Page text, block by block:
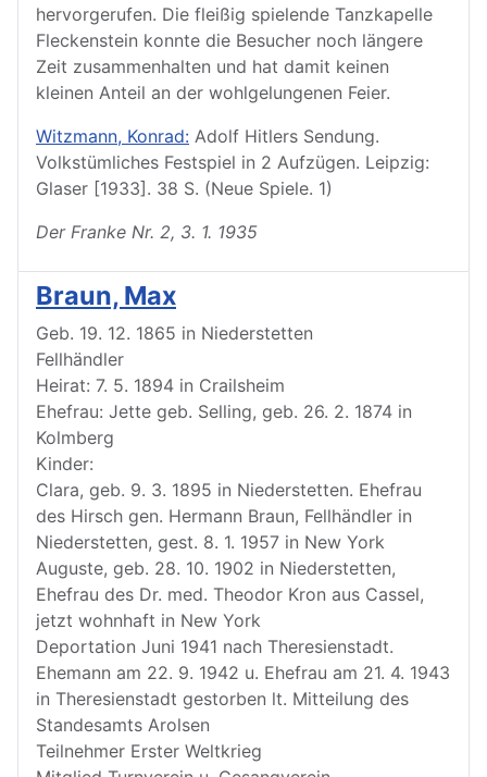
hervorgerufen. Die fleißig spielende Tanzkapelle
Fleckenstein konnte die Besucher noch längere
Zeit zusammenhalten und hat damit keinen
kleinen Anteil an der wohlgelungenen Feier.
Witzmann, Konrad: Adolf Hitlers Sendung.
Volkstümliches Festspiel in 2 Aufzügen. Leipzig:
Glaser [1933]. 38 S. (Neue Spiele. 1)
Der Franke Nr. 2, 3. 1. 1935
Braun, Max
Geb. 19. 12. 1865 in Niederstetten
Fellhändler
Heirat: 7. 5. 1894 in Crailsheim
Ehefrau: Jette geb. Selling, geb. 26. 2. 1874 in
Kolmberg
Kinder:
Clara, geb. 9. 3. 1895 in Niederstetten. Ehefrau
des Hirsch gen. Hermann Braun, Fellhändler in
Niederstetten, gest. 8. 1. 1957 in New York
Auguste, geb. 28. 10. 1902 in Niederstetten,
Ehefrau des Dr. med. Theodor Kron aus Cassel,
jetzt wohnhaft in New York
Deportation Juni 1941 nach Theresienstadt.
Ehemann am 22. 9. 1942 u. Ehefrau am 21. 4. 1943
in Theresienstadt gestorben lt. Mitteilung des
Standesamts Arolsen
Teilnehmer Erster Weltkrieg